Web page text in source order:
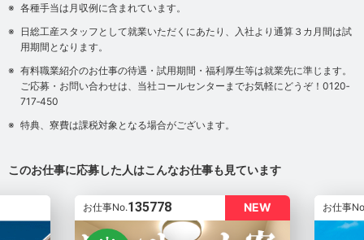
各種手当は月収例に含まれています。
日総工産スタッフとして就業いただくにあたり、入社より通算３カ月間は試
用期間となります。
有料職業紹介のお仕事の待遇・試用期間・福利厚生等は就業先に準じます。
ご応募・お問い合わせは、当社コールセンターまでお気軽にどうぞ！0120‐
717‐450
特典、寮費は課税対象となる場合がございます。
このお仕事に応募した人はこんなお仕事も見ています
NEW
お仕事No.135778 お仕事